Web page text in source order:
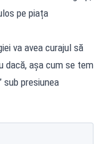
pe piața
va avea curajul să
dacă, așa cum se tem
sub presiunea